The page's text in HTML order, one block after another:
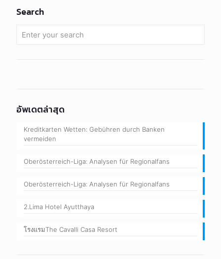
Search
อัพเดตล่าสุด
Kreditkarten Wetten: Gebühren durch Banken
vermeiden
Oberösterreich-Liga: Analysen für Regionalfans
Oberösterreich-Liga: Analysen für Regionalfans
2.Lima Hotel Ayutthaya
โรงแรมThe Cavalli Casa Resort